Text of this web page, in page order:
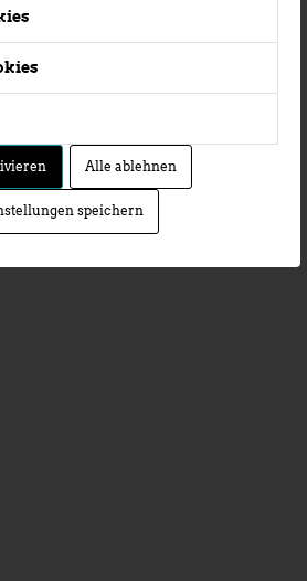
Alle ablehnen
speichern